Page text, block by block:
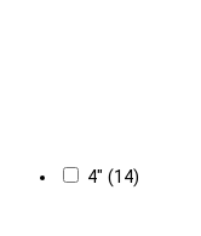
4" (14)